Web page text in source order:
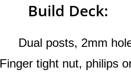
Build Deck:
Dual posts, 2mm
Finger tight nut, philips